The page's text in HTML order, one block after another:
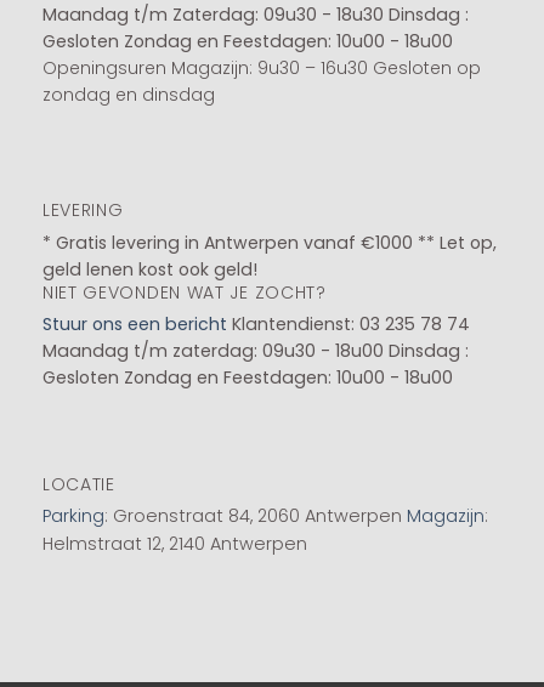
Maandag t/m Zaterdag: 09u30 - 18u30 Dinsdag :
Gesloten Zondag en Feestdagen: 10u00 - 18u00
Openingsuren Magazijn: 9u30 – 16u30 Gesloten op
zondag en dinsdag
LEVERING
* Gratis levering in Antwerpen vanaf €1000 ** Let op,
geld lenen kost ook geld!
NIET GEVONDEN WAT JE ZOCHT?
Stuur ons een bericht Klantendienst: 03 235 78 74
Maandag t/m zaterdag: 09u30 - 18u00 Dinsdag :
Gesloten Zondag en Feestdagen: 10u00 - 18u00
LOCATIE
Parking: Groenstraat 84, 2060 Antwerpen Magazijn:
Helmstraat 12, 2140 Antwerpen